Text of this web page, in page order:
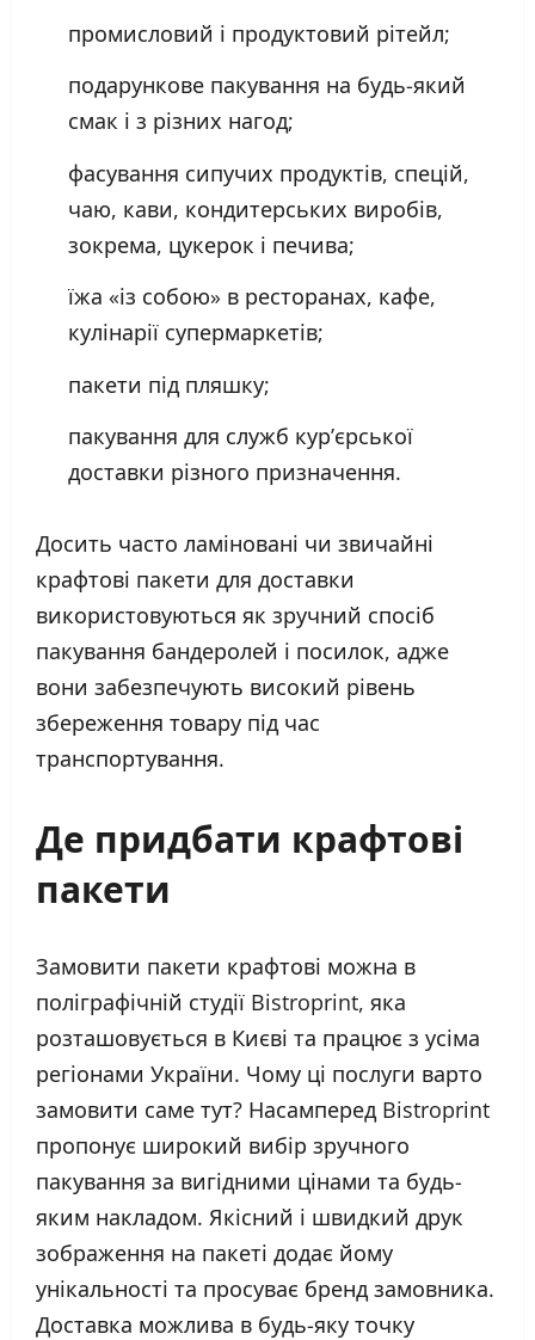
промисловий і продуктовий рітейл;
подарункове пакування на будь-який
смак і з різних нагод;
фасування сипучих продуктів, спецій,
чаю, кави, кондитерських виробів,
зокрема, цукерок і печива;
їжа «із собою» в ресторанах, кафе,
кулінарії супермаркетів;
пакети під пляшку;
пакування для служб кур’єрської
доставки різного призначення.
Досить часто ламіновані чи звичайні
крафтові пакети для доставки
використовуються як зручний спосіб
пакування бандеролей і посилок, адже
вони забезпечують високий рівень
збереження товару під час
транспортування.
Де придбати крафтові
пакети
Замовити пакети крафтові можна в
поліграфічній студії Bistroprint, яка
розташовується в Києві та працює з усіма
регіонами України. Чому ці послуги варто
замовити саме тут? Насамперед Bistroprint
пропонує широкий вибір зручного
пакування за вигідними цінами та будь-
яким накладом. Якісний і швидкий друк
зображення на пакеті додає йому
унікальності та просуває бренд замовника.
Доставка можлива в будь-яку точку